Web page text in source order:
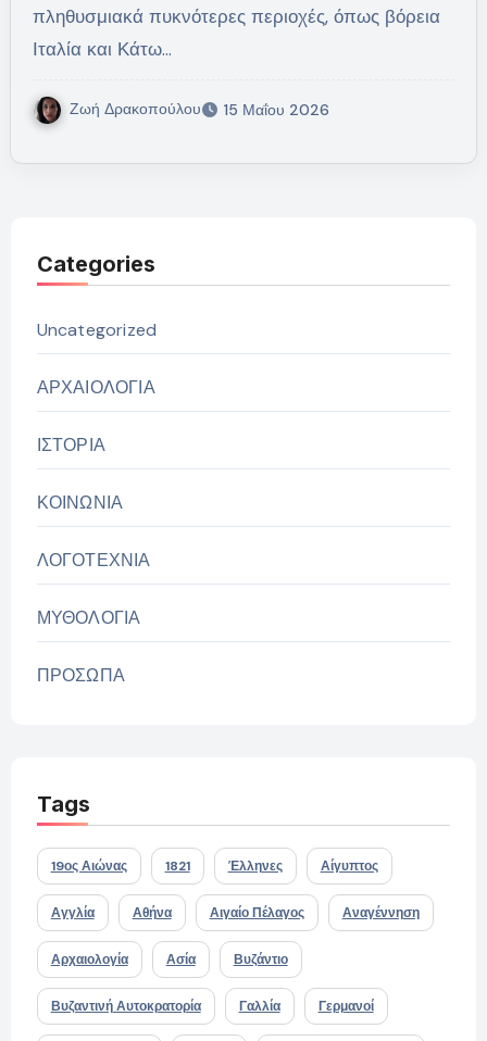
πληθυσμιακά πυκνότερες περιοχές, όπως βόρεια
Ιταλία και Κάτω…
Ζωή Δρακοπούλου 15 Μαΐου 2026
Categories
Uncategorized
ΑΡΧΑΙΟΛΟΓΙΑ
ΙΣΤΟΡΙΑ
ΚΟΙΝΩΝΙΑ
ΛΟΓΟΤΕΧΝΙΑ
ΜΥΘΟΛΟΓΙΑ
ΠΡΟΣΩΠΑ
Tags
19ος Αιώνας 1821 Έλληνες Αίγυπτος
Αγγλία Αθήνα Αιγαίο Πέλαγος Αναγέννηση
Αρχαιολογία Ασία Βυζάντιο
Βυζαντινή Αυτοκρατορία Γαλλία Γερμανοί